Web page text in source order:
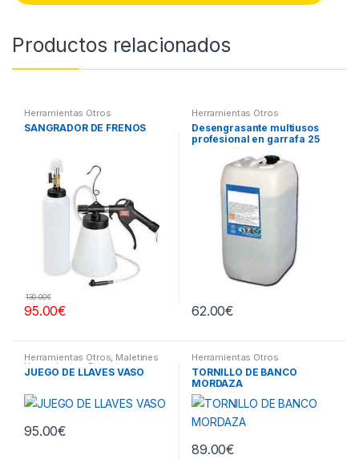
Productos relacionados
Herramientas Otros
SANGRADOR DE FRENOS
95.00€
130.00€
Herramientas Otros
Desengrasante multiusos
profesional en garrafa 25
62.00€
Herramientas Otros, Maletines
Herramientas, Extractores,
Compresímetros, otros
JUEGO DE LLAVES VASO
95.00€
Herramientas Otros
TORNILLO DE BANCO
MORDAZA
89.00€